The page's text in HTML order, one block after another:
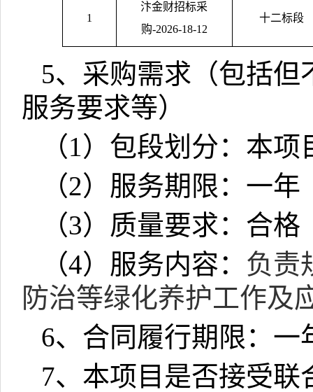
1
汴金财招标采
购-2026-18-12
十二标段
5、采购需求（包括但
服务要求等）
（1）包段划分：本项
（2）服务期限：一年
（3）质量要求： 合格
（4）服务内容： 负责
防治等绿化养护工作及
6、合同履行期限：一
7、本项目是否接受联